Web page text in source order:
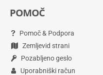
POMOČ
Pomoč & Podpora
Zemljevid strani
Pozabljeno geslo
Uporabniški račun